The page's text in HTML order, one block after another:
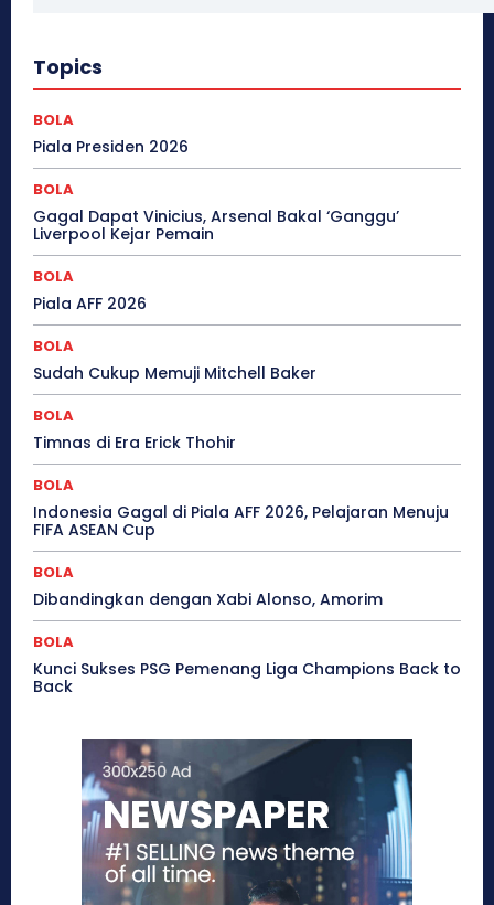
Topics
BOLA
Piala Presiden 2026
BOLA
Gagal Dapat Vinicius, Arsenal Bakal ‘Ganggu’
Liverpool Kejar Pemain
BOLA
Piala AFF 2026
BOLA
Sudah Cukup Memuji Mitchell Baker
BOLA
Timnas di Era Erick Thohir
BOLA
Indonesia Gagal di Piala AFF 2026, Pelajaran Menuju
FIFA ASEAN Cup
BOLA
Dibandingkan dengan Xabi Alonso, Amorim
BOLA
Kunci Sukses PSG Pemenang Liga Champions Back to
Back